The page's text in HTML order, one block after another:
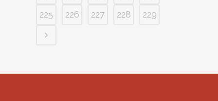
225
226 227 228 229